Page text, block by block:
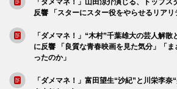
反響 「スターにスター役をやらせるリアリ
「ダメマネ！」“木村”千葉雄大の芸人解散
に反響 「良質な青春映画を見た気分」「
ったのか」
「ダメマネ！」富田望生“沙紀”と川栄李